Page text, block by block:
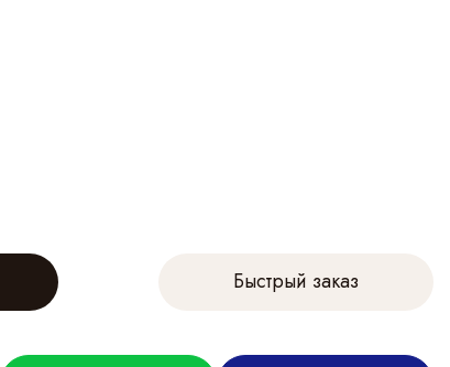
Быстрый заказ